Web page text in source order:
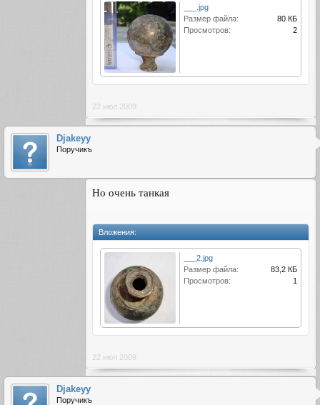
___.jpg
Размер файла:
80 КБ
Просмотров:
2
22 июл 2009
Djakeyy
Поручикъ
Но очень танкая
Вложения:
___2.jpg
Размер файла:
83,2 КБ
Просмотров:
1
22 июл 2009
Djakeyy
Поручикъ